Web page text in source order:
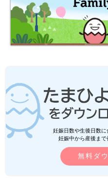
妊娠日数や生後日数
妊娠中から産後ま
無料ダ